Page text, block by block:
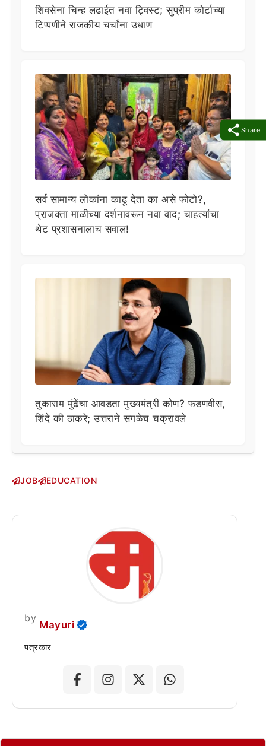
Share
शिवसेना चिन्ह लढाईत नवा ट्विस्ट; सुप्रीम कोर्टाच्या
टिप्पणीने राजकीय चर्चांना उधाण
सर्व सामान्य लोकांना काढू देता का असे फोटो?,
प्राजक्ता माळीच्या दर्शनावरून नवा वाद; चाहत्यांचा
थेट प्रशासनालाच सवाल!
तुकाराम मुंढेंचा आवडता मुख्यमंत्री कोण? फडणवीस,
शिंदे की ठाकरे; उत्तराने सगळेच चक्रावले
JOB EDUCATION
by
Mayuri
पत्रकार